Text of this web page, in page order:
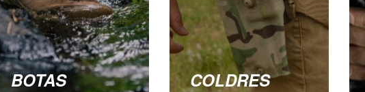
BOTAS COLDRES